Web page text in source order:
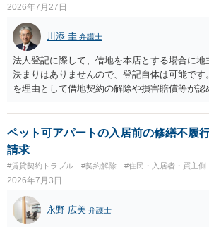
いのであれば、委任については無償で委任者が
らです。ご参考にしてください。
2026年7月27日
川添 圭 弁護士
法人登記に際して、借地を本店とする場合に地
決まりはありませんので、登記自体は可能です
を理由として借地契約の解除や損害賠償等が
の建物を住居用に限定する（事業に使用しな
きるかどうかが重要でしょう（借地契約締結
に改装したという事案で、住居に限定する特
として契約解除を認めなかった裁判例がありま
や解釈の問題になりますので、弁護士へ直接相
します。
ペット可アパートの入居前の修繕不履
請求
#賃貸契約トラブル #契約解除 #住民・入居者・買主側
2026年7月3日
永野 広美 弁護士